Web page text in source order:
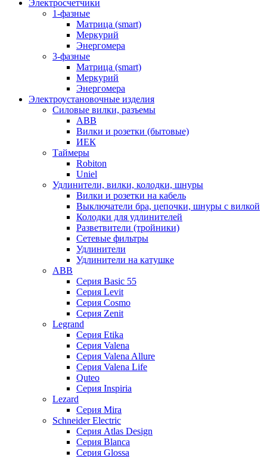
Электросчетчики
1-фазные
Матрица (smart)
Меркурий
Энергомера
3-фазные
Матрица (smart)
Меркурий
Энергомера
Электроустановочные изделия
Силовые вилки, разъемы
ABB
Вилки и розетки (бытовые)
ИЕК
Таймеры
Robiton
Uniel
Удлинители, вилки, колодки, шнуры
Вилки и розетки на кабель
Выключатели бра, цепочки, шнуры с вилкой
Колодки для удлинителей
Разветвители (тройники)
Сетевые фильтры
Удлинители
Удлинители на катушке
ABB
Серия Basic 55
Серия Levit
Серия Cosmo
Серия Zenit
Legrand
Серия Etika
Серия Valena
Серия Valena Allure
Серия Valena Life
Quteo
Серия Inspiria
Lezard
Серия Mira
Schneider Electric
Серия Atlas Design
Серия Blanca
Серия Glossa